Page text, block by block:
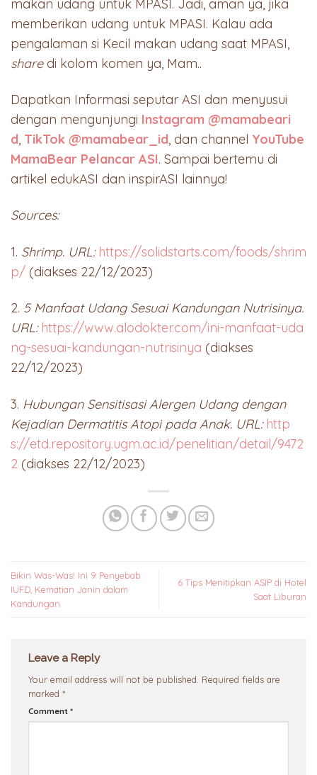
makan udang untuk MPASI. Jadi, aman ya, jika
memberikan udang untuk MPASI. Kalau ada
pengalaman si Kecil makan udang saat MPASI,
share di kolom komen ya, Mam..
Dapatkan Informasi seputar ASI dan menyusui
dengan mengunjungi Instagram @mamabeari
d, TikTok @mamabear_id, dan channel YouTube
MamaBear Pelancar ASI. Sampai bertemu di
artikel edukASI dan inspirASI lainnya!
Sources:
1. Shrimp. URL: https://solidstarts.com/foods/shrim
p/ (diakses 22/12/2023)
2. 5 Manfaat Udang Sesuai Kandungan Nutrisinya.
URL: https://www.alodokter.com/ini-manfaat-uda
ng-sesuai-kandungan-nutrisinya (diakses
22/12/2023)
3. Hubungan Sensitisasi Alergen Udang dengan
Kejadian Dermatitis Atopi pada Anak. URL: http
s://etd.repository.ugm.ac.id/penelitian/detail/9472
2 (diakses 22/12/2023)
Bikin Was-Was! Ini 9 Penyebab
IUFD, Kematian Janin dalam
Kandungan
6 Tips Menitipkan ASIP di Hotel
Saat Liburan
Leave a Reply
Your email address will not be published. Required fields are
marked *
Comment *